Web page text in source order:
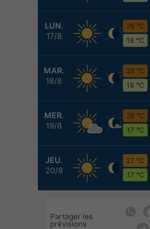
LUN.
17/8
29 °C
18 °C
MAR.
18/8
29 °C
18 °C
MER.
19/8
28 °C
17 °C
JEU.
20/8
27 °C
17 °C
Partager les
prévisions